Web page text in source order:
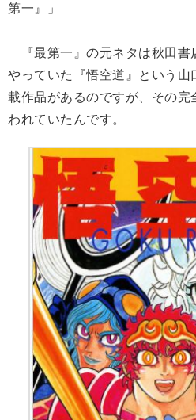
第一』」
『最第一』の元ネタは秋田書
やっていた『悟空道』という山
載作品があるのですが、その完
われていたんです。